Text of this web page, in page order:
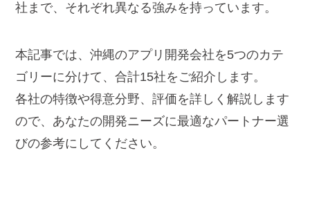
社まで、それぞれ異なる強みを持っています。
本記事では、沖縄のアプリ開発会社を5つのカテ
ゴリーに分けて、合計15社をご紹介します。
各社の特徴や得意分野、評価を詳しく解説します
ので、あなたの開発ニーズに最適なパートナー選
びの参考にしてください。